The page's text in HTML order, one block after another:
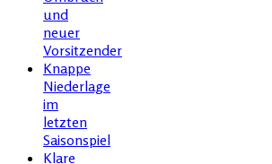
und
neuer
Vorsitzender
Knappe
Niederlage
im
letzten
Saisonspiel
Klare